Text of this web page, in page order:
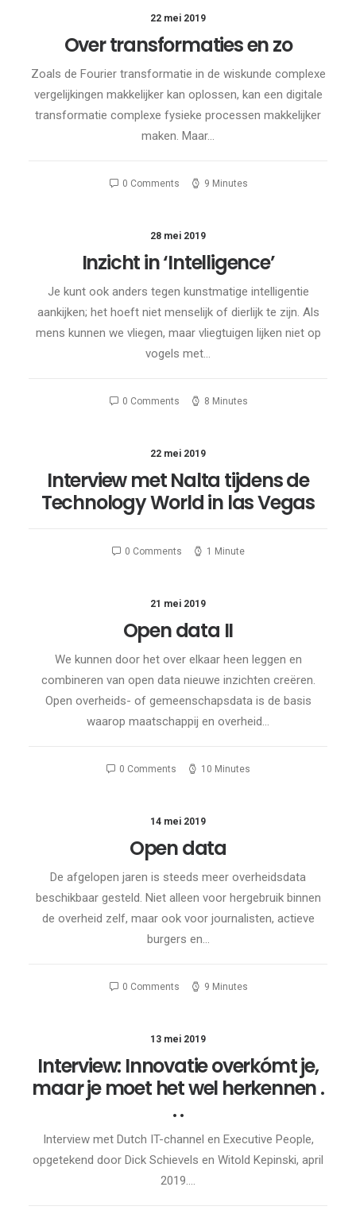
22 mei 2019
Over transformaties en zo
Zoals de Fourier transformatie in de wiskunde complexe
vergelijkingen makkelijker kan oplossen, kan een digitale
transformatie complexe fysieke processen makkelijker
maken. Maar…
0 Comments 9 Minutes
28 mei 2019
Inzicht in ‘Intelligence’
Je kunt ook anders tegen kunstmatige intelligentie
aankijken; het hoeft niet menselijk of dierlijk te zijn. Als
mens kunnen we vliegen, maar vliegtuigen lijken niet op
vogels met…
0 Comments 8 Minutes
22 mei 2019
Interview met Nalta tijdens de
Technology World in las Vegas
0 Comments 1 Minute
21 mei 2019
Open data II
We kunnen door het over elkaar heen leggen en
combineren van open data nieuwe inzichten creëren.
Open overheids- of gemeenschapsdata is de basis
waarop maatschappij en overheid…
0 Comments 10 Minutes
14 mei 2019
Open data
De afgelopen jaren is steeds meer overheidsdata
beschikbaar gesteld. Niet alleen voor hergebruik binnen
de overheid zelf, maar ook voor journalisten, actieve
burgers en…
0 Comments 9 Minutes
13 mei 2019
Interview: Innovatie overkómt je,
maar je moet het wel herkennen .
. .
Interview met Dutch IT-channel en Executive People,
opgetekend door Dick Schievels en Witold Kepinski, april
2019.…